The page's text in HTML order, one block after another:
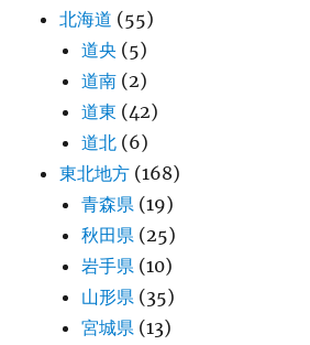
北海道 (55)
道央 (5)
道南 (2)
道東 (42)
道北 (6)
東北地方 (168)
青森県 (19)
秋田県 (25)
岩手県 (10)
山形県 (35)
宮城県 (13)